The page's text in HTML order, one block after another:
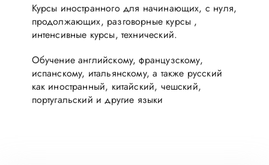
Курсы иностранного для начинающих, с нуля,
продолжающих, разговорные курсы ,
интенсивные курсы, технический.
Обучение английскому, французскому,
испанскому, итальянскому, а также русский
как иностранный, китайский, чешский,
португальский и другие языки